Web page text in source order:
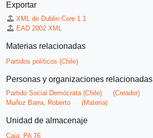
Exportar
XML de Dublin Core 1.1
EAD 2002 XML
Materias relacionadas
Partidos políticos (Chile)
Personas y organizaciones relacionadas
Partido Social Demócrata (Chile)
(Creador)
Muñoz Barra, Roberto
(Materia)
Unidad de almacenaje
Caja: PA 76